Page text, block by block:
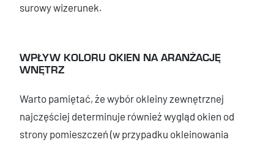
surowy wizerunek.
WPŁYW KOLORU OKIEN NA ARANŻACJĘ
WNĘTRZ
Warto pamiętać, że wybór okleiny zewnętrznej
najczęściej determinuje również wygląd okien od
strony pomieszczeń (w przypadku okleinowania